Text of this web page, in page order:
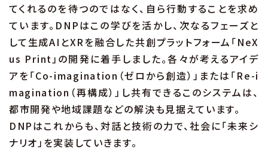
てくれるのを待つのではなく、自ら行動することを求め
ています。DNPはこの学びを活かし、次なるフェーズと
して生成AIとXRを融合した共創プラットフォーム「NeX
us Print」の開発に着手しました。各々が考えるアイデ
アを「Co-imagination（ゼロから創造）」または「Re-i
magination（再構成）」し共有できるこのシステムは、
都市開発や地域課題などの解決も見据えています。
DNPはこれからも、対話と技術の力で、社会に「未来シ
ナリオ」を実装していきます。